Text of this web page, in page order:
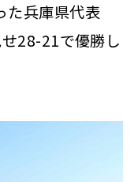
た兵庫県代表
28-21で優勝し